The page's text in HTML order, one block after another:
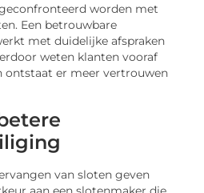
worden met
Een betrouwbare
met duidelijke afspraken
weten klanten vooraf
ontstaat er meer vertrouwen
van sloten geven
aan een slotenmaker die